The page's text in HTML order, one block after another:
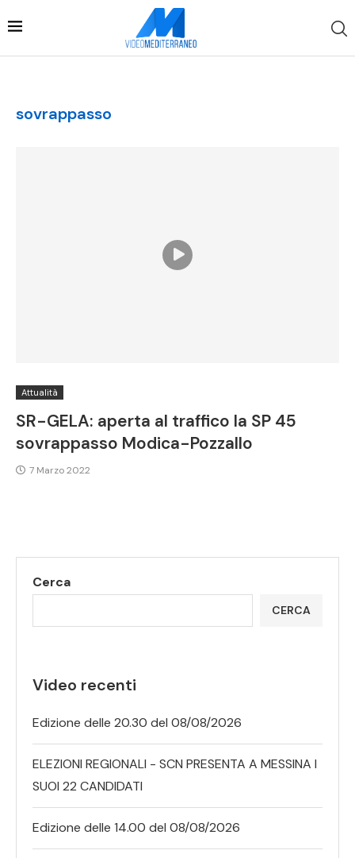
sovrappasso
Attualità
SR-GELA: aperta al traffico la SP 45
sovrappasso Modica-Pozzallo
7 Marzo 2022
Cerca
CERCA
Video recenti
Edizione delle 20.30 del 08/08/2026
ELEZIONI REGIONALI - SCN PRESENTA A MESSINA I
SUOI 22 CANDIDATI
Edizione delle 14.00 del 08/08/2026